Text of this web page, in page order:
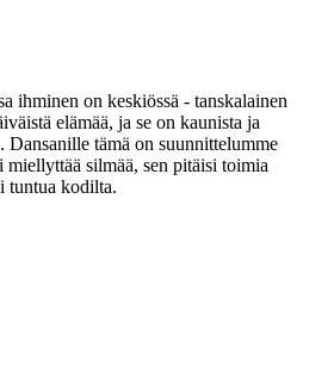
ihminen on keskiössä - tanskalainen
elämää, ja se on kaunista ja
Dansanille tämä on suunnittelumme
silmää, sen pitäisi toimia
tuntua kodilta.